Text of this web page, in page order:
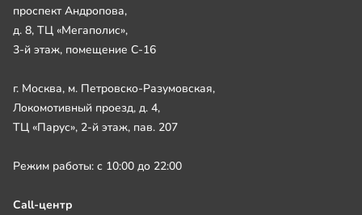
проспект Андропова,
д. 8, ТЦ «Мегаполис»,
3-й этаж, помещение С-16
г. Москва, м. Петровско-Разумовская,
Локомотивный проезд, д. 4,
ТЦ «Парус», 2-й этаж, пав. 207
Режим работы: с 10:00 до 22:00
Call-центр